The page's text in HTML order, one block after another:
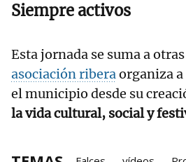
Siempre activos
Esta jornada se suma a
asociación riberaorganiza
el municipio desde su
la vida cultural, social y